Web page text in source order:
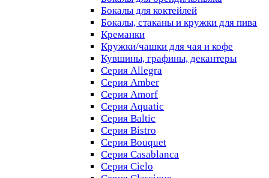
Бокалы для коктейлей
Бокалы, стаканы и кружки для пива
Креманки
Кружки/чашки для чая и кофе
Кувшины, графины, декантеры
Серия Allegra
Серия Amber
Серия Amorf
Серия Aquatic
Серия Baltic
Серия Bistro
Серия Bouquet
Серия Casablanсa
Серия Cielo